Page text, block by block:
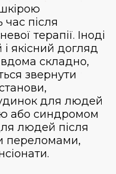
після
терапії. Іноді
якісний догляд
складно,
звернути
для людей
або синдромом
людей після
переломами,